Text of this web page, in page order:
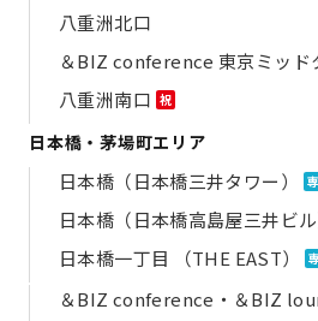
八重洲北口
＆BIZ conference 東京ミッド
八重洲南口 祝
日本橋・茅場町エリア
日本橋（日本橋三井タワー） 専
日本橋（日本橋高島屋三井ビル
日本橋一丁目 （THE EAST）
＆BIZ conference・＆BIZ